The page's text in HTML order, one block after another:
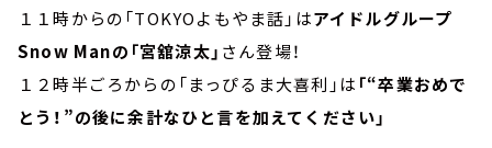
１１時からの「TOKYOよもやま話」はアイドルグループ
Snow Manの「宮舘涼太」 さん登場！
１２時半ごろからの「まっぴるま大喜利」は 「“卒業おめで
とう！”の後に余計なひと言を加えてください」